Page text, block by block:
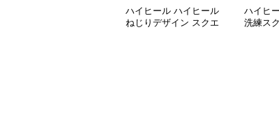
ハイヒール ハイヒール
ねじりデザイン スクエ
ハイヒ
洗練ス